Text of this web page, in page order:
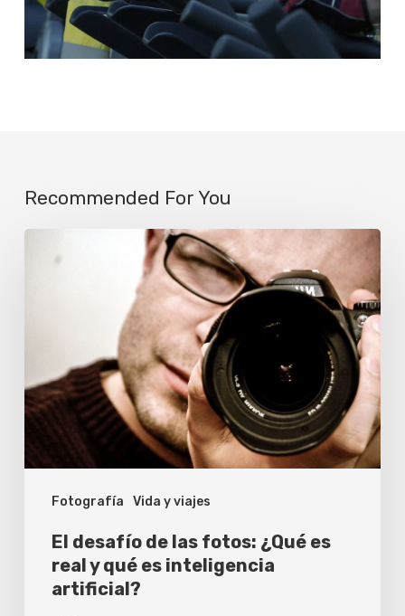
Recommended For You
Fotografía Vida y viajes
¿Qué
es
real
y
inteligencia
artificial?
El desafío de las fotos: ¿Qué es
real y qué es inteligencia
artificial?